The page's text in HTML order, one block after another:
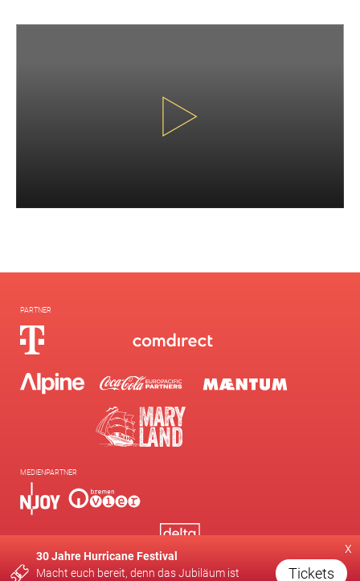
PARTNER
MEDIENPARTNER
x
30 Jahre Hurricane Festival
Macht euch bereit, denn das Jubiläum ist
Tickets